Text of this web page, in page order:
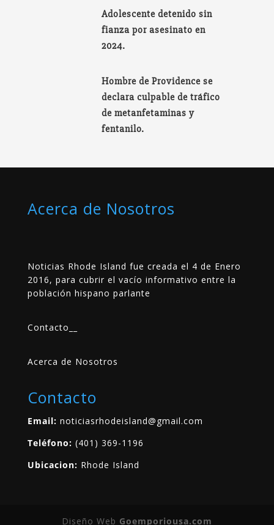
Adolescente detenido sin
fianza por asesinato en
2024.
Hombre de Providence se
declara culpable de tráfico
de metanfetaminas y
fentanilo.
Acerca de Nosotros
Noticias Rhode Island fue creada el 4 de Enero
2016, para cubrir el vacío informativo entre la
población hispano parlante
Contacto
Acerca de Nosotros
Contacto
Email: noticiasrhodeisland@gmail.com
Teléfono: (401) 369-1196
Ubicacion: Rhode Island
Diseño Web Goemporiousa.com